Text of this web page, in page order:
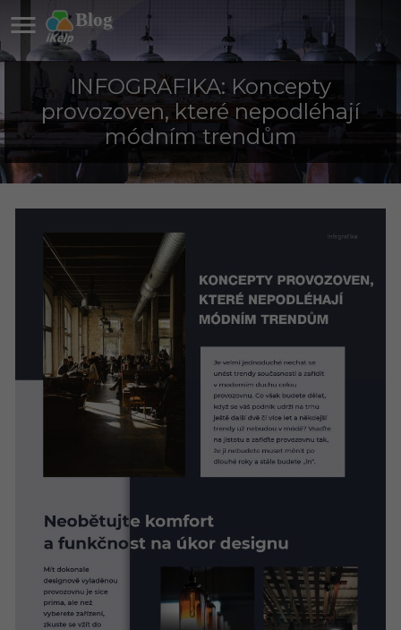
Blog

INFOGRAFIKA: Koncepty
provozoven, které nepodléhají
módním trendům